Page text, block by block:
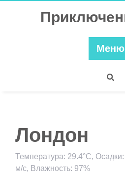
Меню
Лондон
Температура: 29.4°C,
м/с, Влажность: 97%